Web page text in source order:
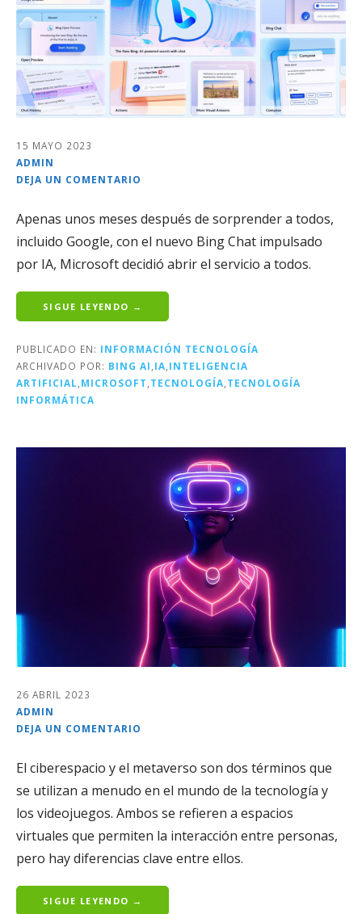
15 MAYO 2023
ADMIN
DEJA UN COMENTARIO
Apenas unos meses después de sorprender a todos,
incluido Google, con el nuevo Bing Chat impulsado
por IA, Microsoft decidió abrir el servicio a todos.
SIGUE LEYENDO →
PUBLICADO EN: INFORMACIÓN TECNOLOGÍA
ARCHIVADO POR: BING AI IA INTELIGENCIA
ARTIFICIAL MICROSOFT TECNOLOGÍA TECNOLOGÍA
INFORMÁTICA
26 ABRIL 2023
ADMIN
DEJA UN COMENTARIO
El ciberespacio y el metaverso son dos términos que
se utilizan a menudo en el mundo de la tecnología y
los videojuegos. Ambos se refieren a espacios
virtuales que permiten la interacción entre personas,
pero hay diferencias clave entre ellos.
SIGUE LEYENDO →